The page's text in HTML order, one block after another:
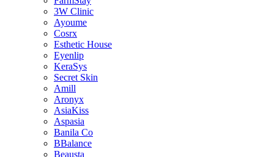
3W Clinic
Ayoume
Cosrx
Esthetic House
Eyenlip
KeraSys
Secret Skin
Amill
Aronyx
AsiaKiss
Aspasia
Banila Co
BBalance
Beausta